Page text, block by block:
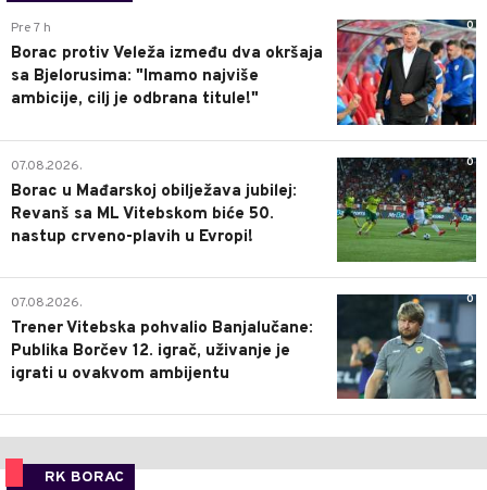
0
Pre 7 h
Borac protiv Veleža između dva okršaja
sa Bjelorusima: "Imamo najviše
ambicije, cilj je odbrana titule!"
0
07.08.2026.
Borac u Mađarskoj obilježava jubilej:
Revanš sa ML Vitebskom biće 50.
nastup crveno-plavih u Evropi!
0
07.08.2026.
Trener Vitebska pohvalio Banjalučane:
Publika Borčev 12. igrač, uživanje je
igrati u ovakvom ambijentu
RK BORAC